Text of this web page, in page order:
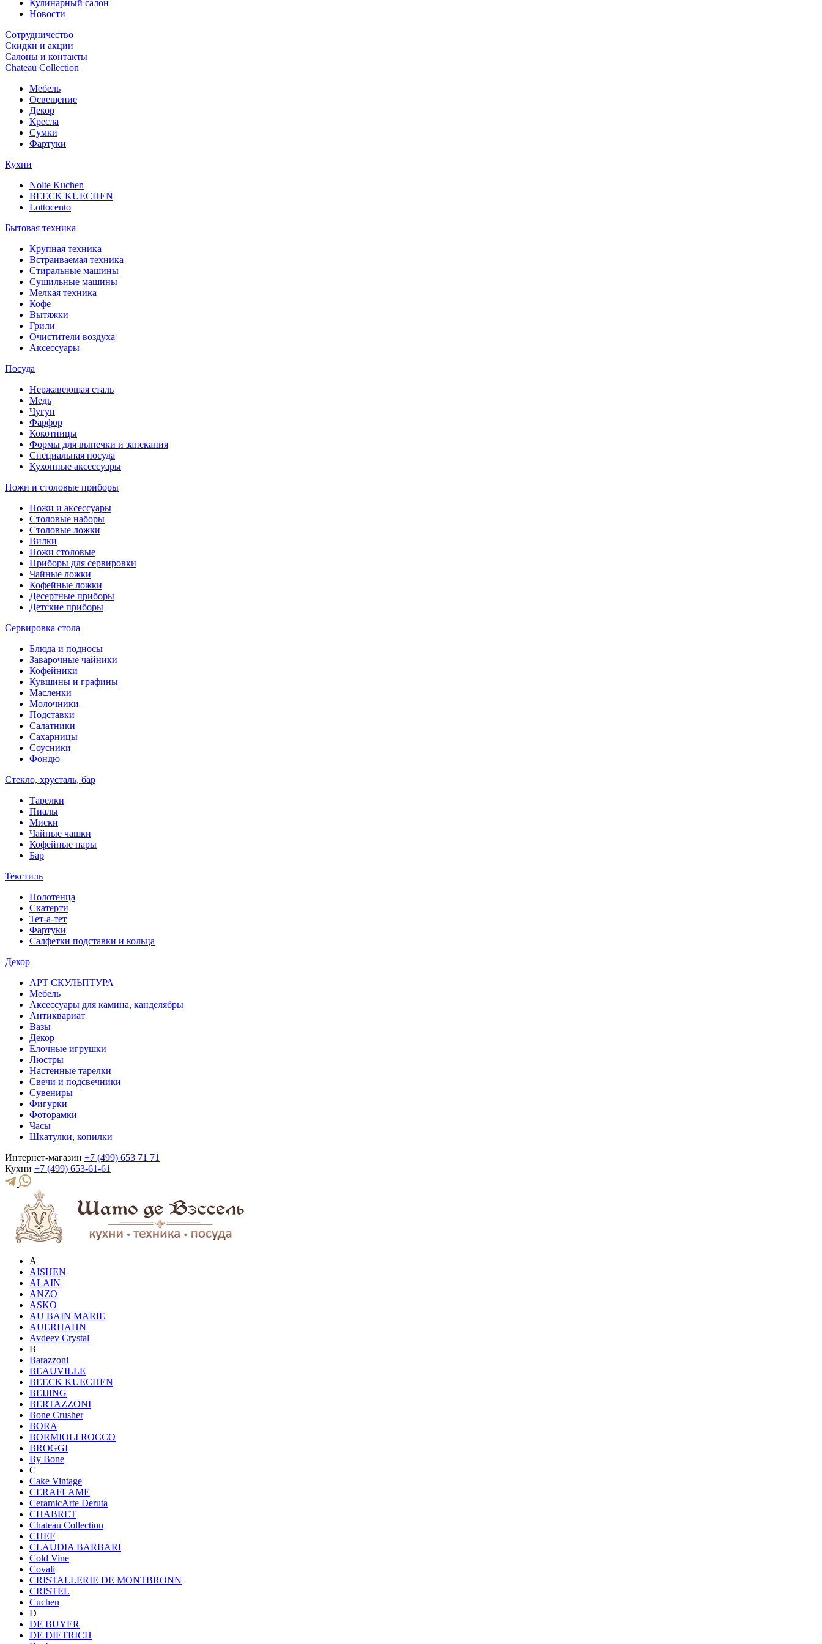
Кулинарный салон
Новости
Сотрудничество
Скидки и акции
Салоны и контакты
Chateau Collection
Мебель
Освещение
Декор
Кресла
Сумки
Фартуки
Кухни
Nolte Kuchen
BEECK KUECHEN
Lottocento
Бытовая техника
Крупная техника
Встраиваемая техника
Стиральные машины
Сушильные машины
Мелкая техника
Кофе
Вытяжки
Грили
Очистители воздуха
Аксессуары
Посуда
Нержавеющая сталь
Медь
Чугун
Фарфор
Кокотницы
Формы для выпечки и запекания
Специальная посуда
Кухонные аксессуары
Ножи и столовые приборы
Ножи и аксессуары
Столовые наборы
Столовые ложки
Вилки
Ножи столовые
Приборы для сервировки
Чайные ложки
Кофейные ложки
Десертные приборы
Детские приборы
Сервировка стола
Блюда и подносы
Заварочные чайники
Кофейники
Кувшины и графины
Масленки
Молочники
Подставки
Салатники
Сахарницы
Соусники
Фондю
Стекло, хрусталь, бар
Тарелки
Пиалы
Миски
Чайные чашки
Кофейные пары
Бар
Текстиль
Полотенца
Скатерти
Тет-а-тет
Фартуки
Салфетки подставки и кольца
Декор
АРТ СКУЛЬПТУРА
Мебель
Аксессуары для камина, канделябры
Антиквариат
Вазы
Декор
Елочные игрушки
Люстры
Настенные тарелки
Свечи и подсвечники
Сувениры
Фигурки
Фоторамки
Часы
Шкатулки, копилки
Интернет-магазин +7 (499) 653 71 71
Кухни +7 (499) 653-61-61
A
AISHEN
ALAIN
ANZO
ASKO
AU BAIN MARIE
AUERHAHN
Avdeev Crystal
B
Barazzoni
BEAUVILLE
BEECK KUECHEN
BEIJING
BERTAZZONI
Bone Crusher
BORA
BORMIOLI ROCCO
BROGGI
By Bone
C
Cake Vintage
CERAFLAME
CeramicArte Deruta
CHABRET
Chateau Collection
CHEF
CLAUDIA BARBARI
Cold Vine
Covali
CRISTALLERIE DE MONTBRONN
CRISTEL
Cuchen
D
DE BUYER
DE DIETRICH